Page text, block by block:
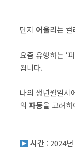
단지 어울리는 컬
요즘 유행하는 ‘
됩니다.
나의 생년월일시
의 파동을 고려하
시간 : 2024